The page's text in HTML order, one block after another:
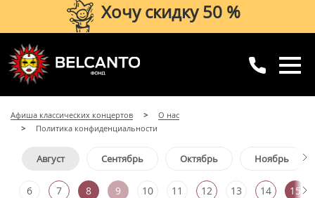
Хочу скидку 50 %
8 (499) 923-22-78
с 10:00 до 20:00
Афиша классических концертов
О нас
Политика конфиденциальности
Август Сентябрь Октябрь Ноябрь
6 7 8 9 10 11 12 13 14 15